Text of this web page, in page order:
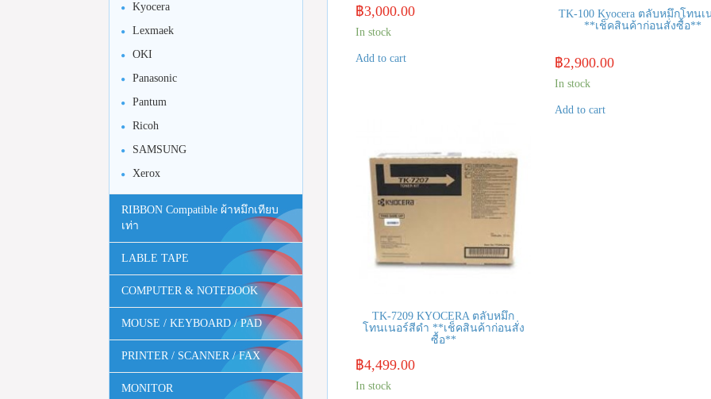
฿3,000.00
In stock
Add to cart
TK-100 Kyocera ตลับหมึกโทนเ
**เช็คสินค้าก่อนสั่งซื้อ**
฿2,900.00
In stock
Add to cart
TK-7209 KYOCERA ตลับหมึก
โทนเนอร์สีดำ **เช็คสินค้าก่อนสั่ง
ซื้อ**
฿4,499.00
In stock
Kyocera
Lexmaek
OKI
Panasonic
Pantum
Ricoh
SAMSUNG
Xerox
RIBBON Compatible ผ้าหมึกเทียบ
เท่า
LABLE TAPE
COMPUTER & NOTEBOOK
MOUSE / KEYBOARD / PAD
PRINTER / SCANNER / FAX
MONITOR